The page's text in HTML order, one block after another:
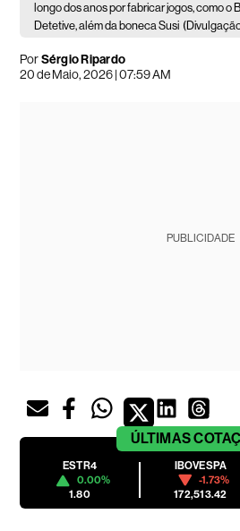
longo dos anos por fabricar jogos, como o
Detetive, além da boneca Susi
PorSérgio Ripardo
20 de Maio, 2026 | 07:59 AM
PUBLICIDADE
ÚLTIMAS
ESTR4
0.00%
1.80
IBOVESPA
-1.73%
172,513.42